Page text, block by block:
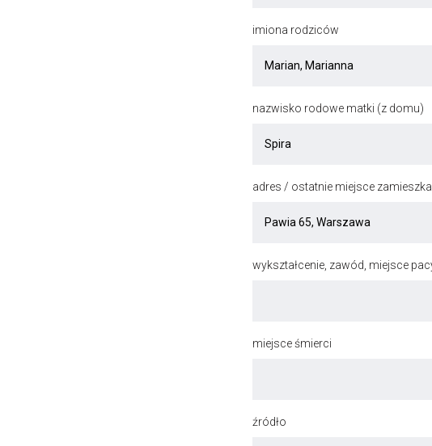
imiona rodziców
nazwisko rodowe matki (z domu)
adres / ostatnie miejsce
wykształcenie, zawód, miejsce
miejsce śmierci
źródło